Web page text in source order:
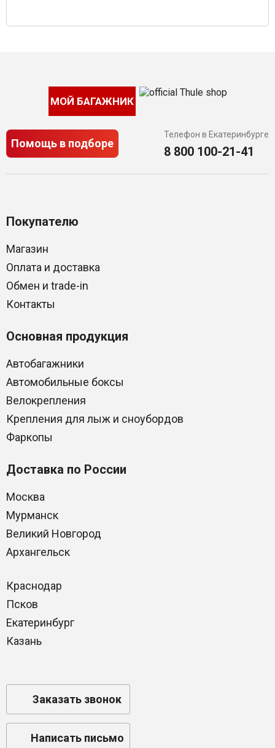
МОЙ БАГАЖНИК
Помощь в подборе
Телефон в Екатеринбурге
8 800 100-21-41
Покупателю
Магазин
Оплата и доставка
Обмен и trade-in
Контакты
Основная продукция
Автобагажники
Автомобильные боксы
Велокрепления
Крепления для лыж и сноубордов
Фаркопы
Доставка по России
Москва
Мурманск
Великий Новгород
Архангельск
Краснодар
Псков
Екатеринбург
Казань
Заказать звонок
Написать письмо